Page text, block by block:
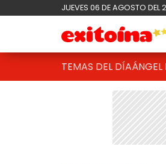
JUEVES 06 DE AGOSTO DEL
TEMAS DEL DÍAÁNGEL